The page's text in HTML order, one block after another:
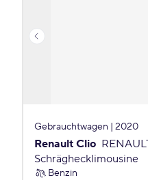
Gebrauchtwagen | 2020
Renault Clio
Schräghecklimousine
Benzin